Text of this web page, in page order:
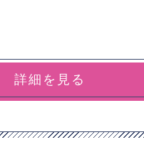
詳細を見る